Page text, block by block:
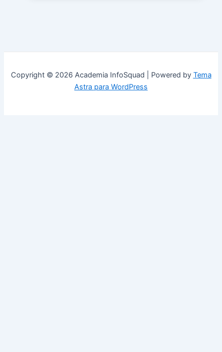
Copyright © 2026 Academia InfoSquad | Powered by Tema
Astra para WordPress